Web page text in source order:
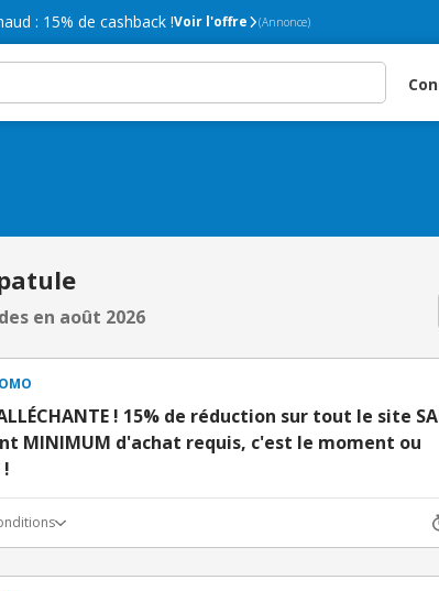
: 15% de cashback !Voir l'offre (Annonce)
en août 2026
ALLÉCHANTE ! 15% de réduction sur tout le site
MINIMUM d'achat requis, c'est le moment ou